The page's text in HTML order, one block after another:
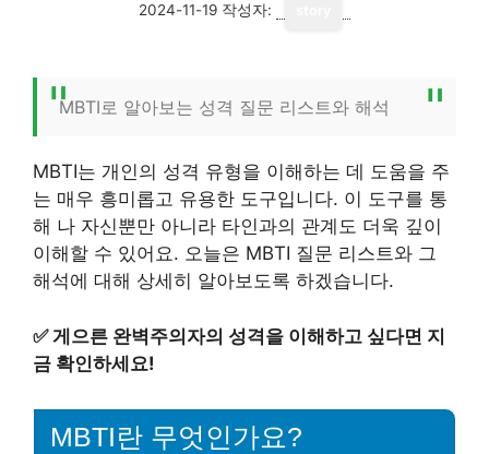
2024-11-19 작성자:
MBTI로 알아보는 성격 질문 리스트와 해석
MBTI는 개인의 성격 유형을 이해하는 데 도움을 주
는 매우 흥미롭고 유용한 도구입니다. 이 도구를 통
해 나 자신뿐만 아니라 타인과의 관계도 더욱 깊이
이해할 수 있어요. 오늘은 MBTI 질문 리스트와 그
해석에 대해 상세히 알아보도록 하겠습니다.
✅게으른 완벽주의자의 성격을 이해하고 싶다면 지
금 확인하세요!
MBTI란 무엇인가요?